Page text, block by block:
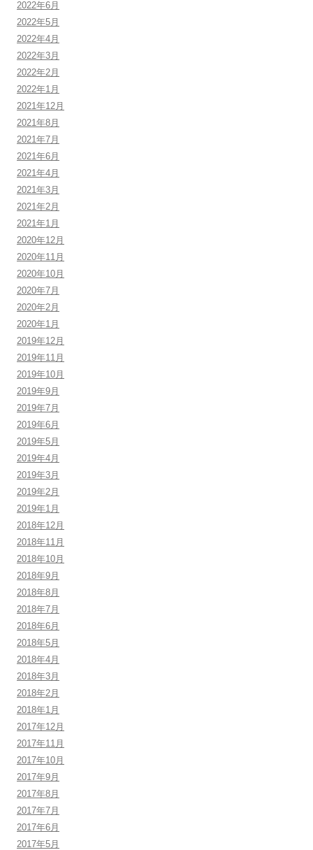
2022年6月
2022年5月
2022年4月
2022年3月
2022年2月
2022年1月
2021年12月
2021年8月
2021年7月
2021年6月
2021年4月
2021年3月
2021年2月
2021年1月
2020年12月
2020年11月
2020年10月
2020年7月
2020年2月
2020年1月
2019年12月
2019年11月
2019年10月
2019年9月
2019年7月
2019年6月
2019年5月
2019年4月
2019年3月
2019年2月
2019年1月
2018年12月
2018年11月
2018年10月
2018年9月
2018年8月
2018年7月
2018年6月
2018年5月
2018年4月
2018年3月
2018年2月
2018年1月
2017年12月
2017年11月
2017年10月
2017年9月
2017年8月
2017年7月
2017年6月
2017年5月